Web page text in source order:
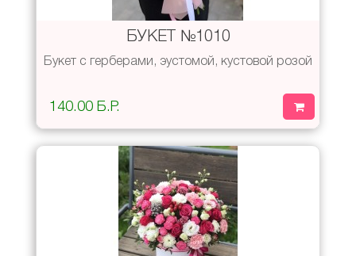
БУКЕТ №1010
Букет с герберами, эустомой, кустовой розой
140.00 Б.Р.